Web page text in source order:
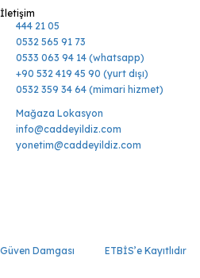
İletişim
444 21 05
0532 565 91 73
0533 063 94 14 (whatsapp)
+90 532 419 45 90 (yurt dışı)
0532 359 34 64 (mimari hizmet)
Mağaza Lokasyon
info@caddeyildiz.com
yonetim@caddeyildiz.com
Güven Damgası ETBİS’e Kayıtlıdır